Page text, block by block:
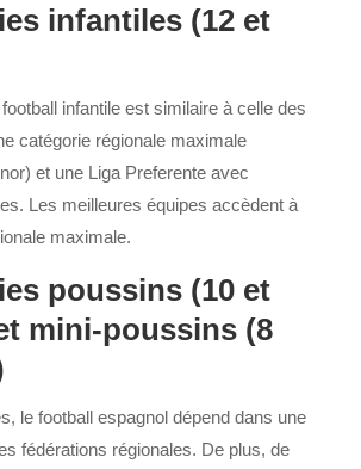
infantiles (12 et
infantile est similaire à celle des
catégorie régionale maximale
et une Liga Preferente avec
Les meilleures équipes accèdent à
maximale.
poussins (10 et
mini-poussins (8
le football espagnol dépend dans une
fédérations régionales. De plus, de